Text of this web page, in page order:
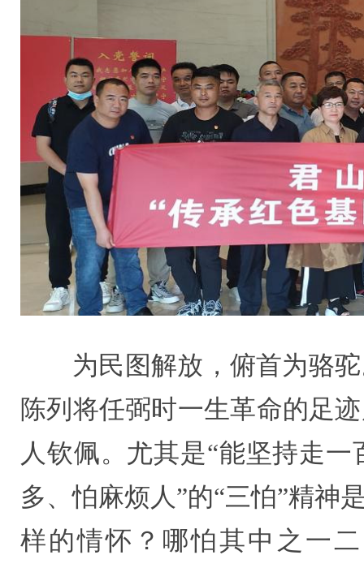
为民图解放，俯首为骆
陈列将任弼时一生革命的足
人钦佩。尤其是“能坚持走
多、怕麻烦人”的“三怕”精神
样的情怀？哪怕其中之一